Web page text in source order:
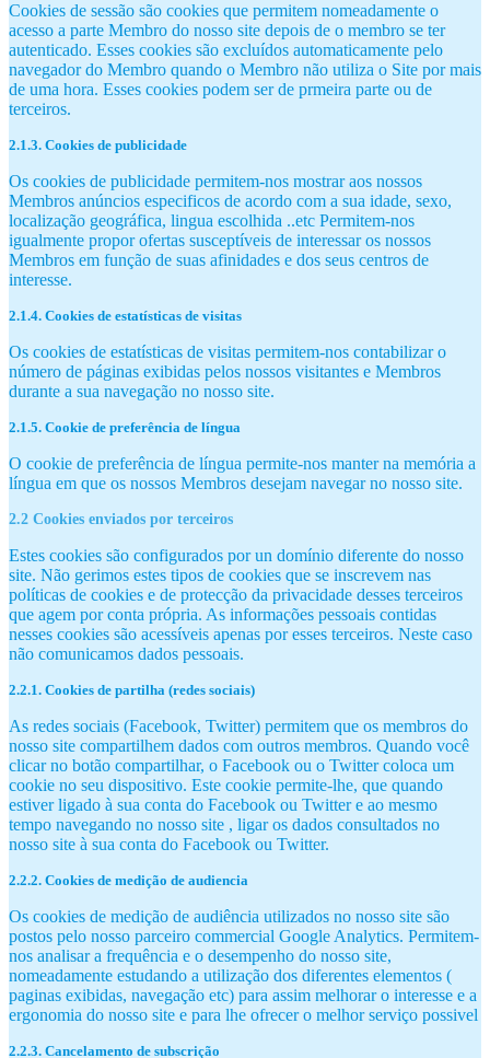
Cookies de sessão são cookies que permitem nomeadamente o
acesso a parte Membro do nosso site depois de o membro se ter
autenticado. Esses cookies são excluídos automaticamente pelo
navegador do Membro quando o Membro não utiliza o Site por mais
de uma hora. Esses cookies podem ser de prmeira parte ou de
terceiros.
2.1.3. Cookies de publicidade
Os cookies de publicidade permitem-nos mostrar aos nossos
Membros anúncios especificos de acordo com a sua idade, sexo,
localização geográfica, lingua escolhida ..etc Permitem-nos
igualmente propor ofertas susceptíveis de interessar os nossos
Membros em função de suas afinidades e dos seus centros de
interesse.
2.1.4. Cookies de estatísticas de visitas
Os cookies de estatísticas de visitas permitem-nos contabilizar o
número de páginas exibidas pelos nossos visitantes e Membros
durante a sua navegação no nosso site.
2.1.5. Cookie de preferência de língua
O cookie de preferência de língua permite-nos manter na memória a
língua em que os nossos Membros desejam navegar no nosso site.
2.2 Cookies enviados por terceiros
Estes cookies são configurados por un domínio diferente do nosso
site. Não gerimos estes tipos de cookies que se inscrevem nas
políticas de cookies e de protecção da privacidade desses terceiros
que agem por conta própria. As informações pessoais contidas
nesses cookies são acessíveis apenas por esses terceiros. Neste caso
não comunicamos dados pessoais.
2.2.1. Cookies de partilha (redes sociais)
As redes sociais (Facebook, Twitter) permitem que os membros do
nosso site compartilhem dados com outros membros. Quando você
clicar no botão compartilhar, o Facebook ou o Twitter coloca um
cookie no seu dispositivo. Este cookie permite-lhe, que quando
estiver ligado à sua conta do Facebook ou Twitter e ao mesmo
tempo navegando no nosso site , ligar os dados consultados no
nosso site à sua conta do Facebook ou Twitter.
2.2.2. Cookies de medição de audiencia
Os cookies de medição de audiência utilizados no nosso site são
postos pelo nosso parceiro commercial Google Analytics. Permitem-
nos analisar a frequência e o desempenho do nosso site,
nomeadamente estudando a utilização dos diferentes elementos (
paginas exibidas, navegação etc) para assim melhorar o interesse e a
ergonomia do nosso site e para lhe ofrecer o melhor serviço possivel
2.2.3. Cancelamento de subscrição